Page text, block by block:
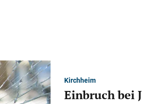
Kirchheim
Einbruch bei